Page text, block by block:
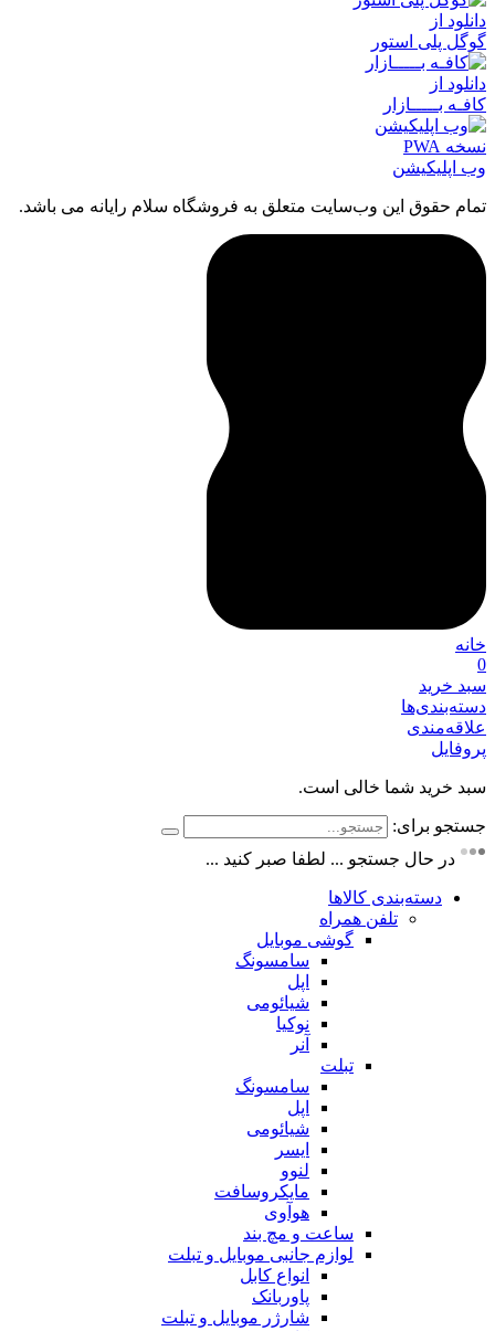
دانلود از
گوگل پلی استور
دانلود از
کافـه بـــــازار
نسخه PWA
وب اپلیکیشن
تمام حقوق اين وب‌سايت متعلق به فروشگاه سلام رایانه می باشد.
خانه
0
سبد خرید
دسته‌بندی‌ها
علاقه‌مندی
پروفایل
سبد خرید شما خالی است.
جستجو برای:
در حال جستجو ... لطفا صبر کنید ...
دسته‌بندی کالاها
تلفن همراه
گوشی موبایل
سامسونگ
اپل
شیائومی
نوکیا
آنر
تبلت
سامسونگ
اپل
شیائومی
ایسر
لنوو
مایکروسافت
هوآوی
ساعت و مچ بند
لوازم جانبی موبایل و تبلت
انواع کابل
پاوربانک
شارژر موبایل و تبلت